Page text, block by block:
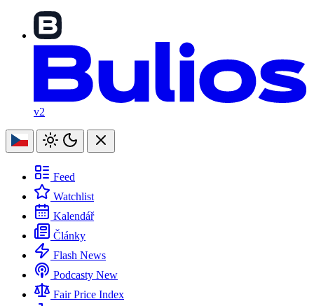
v2
Feed
Watchlist
Kalendář
Články
Flash News
Podcasty New
Fair Price Index